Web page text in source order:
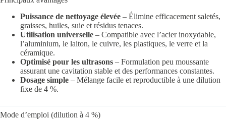
Puissance de nettoyage élevée – Élimine efficacement saletés,
graisses, huiles, suie et résidus tenaces.
Utilisation universelle – Compatible avec l’acier inoxydable,
l’aluminium, le laiton, le cuivre, les plastiques, le verre et la
céramique.
Optimisé pour les ultrasons – Formulation peu moussante
assurant une cavitation stable et des performances constantes.
Dosage simple – Mélange facile et reproductible à une dilution
fixe de 4 %.
Mode d’emploi (dilution à 4 %)